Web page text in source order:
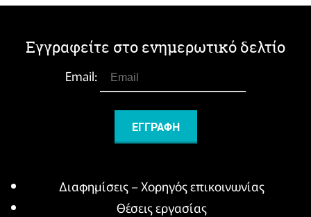
Εγγραφείτε στο ενημερωτικό δελτίο
Email:
Διαφημίσεις – Χορηγός επικοινωνίας
Θέσεις εργασίας